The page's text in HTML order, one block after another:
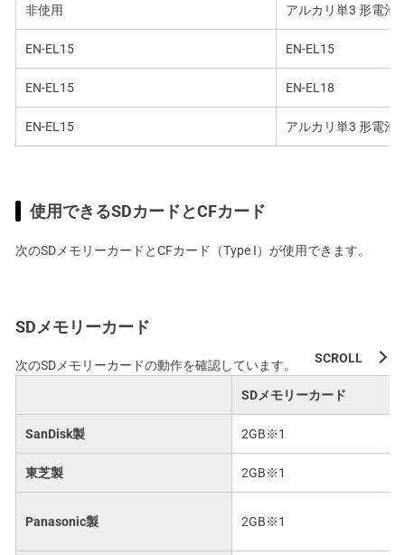
非使用 アルカリ単3 形電池
EN-EL15 EN-EL15
EN-EL15 EN-EL18
EN-EL15 アルカリ単3 形電池
使用できるSDカードとCFカード
次のSDメモリーカードとCFカード（Type I）が使用できます。
SDメモリーカード
次のSDメモリーカードの動作を確認しています。
SDメモリーカード
SanDisk製 2GB※1
東芝製 2GB※1
Panasonic製 2GB※1